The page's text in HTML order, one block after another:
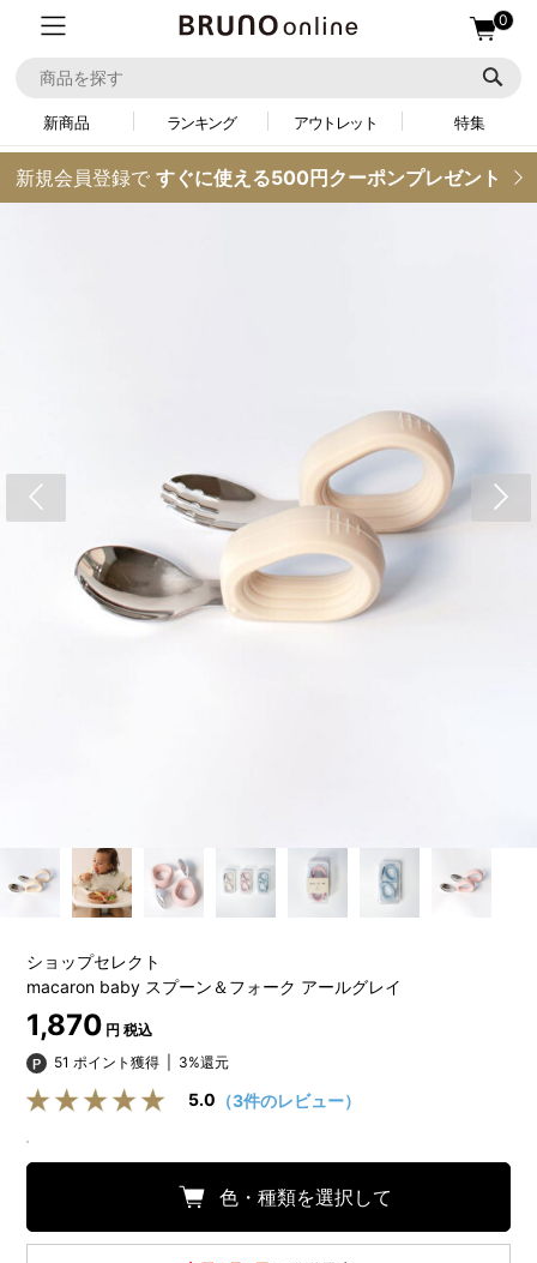
0
新商品 ランキング アウトレット 特集
新規会員登録で すぐに使える500円クーポンプレゼント
ショップセレクト
macaron baby スプーン＆フォーク アールグレイ
1,870 円 税込
51 ポイント獲得
3%還元
5.0 （3件のレビュー）
色・種類を選択して